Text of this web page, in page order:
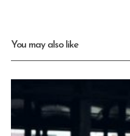
You may also like